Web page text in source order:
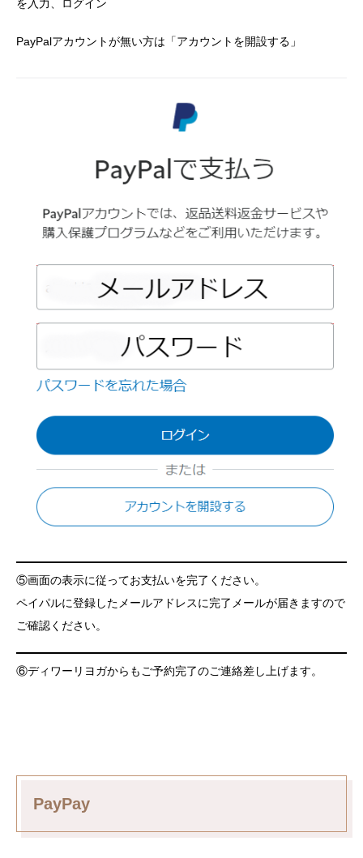
を入力、ログイン
PayPalアカウントが無い方は「アカウントを開設する」
⑤画面の表示に従ってお支払いを完了ください。
ペイパルに登録したメールアドレスに完了メールが届きますので
ご確認ください。
⑥ディワーリヨガからもご予約完了のご連絡差し上げます。
PayPay